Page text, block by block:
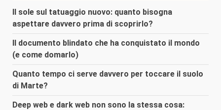
Il sole sul tatuaggio nuovo: quanto bisogna
aspettare davvero prima di scoprirlo?
Il documento blindato che ha conquistato il mondo
(e come domarlo)
Quanto tempo ci serve davvero per toccare il suolo
di Marte?
Deep web e dark web non sono la stessa cosa: